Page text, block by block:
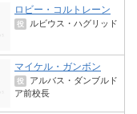
ロビー・コルトレーン
役 ルビウス・ハグリッド
マイケル・ガンボン
役
アルバス・ダンブルド
ア前校長